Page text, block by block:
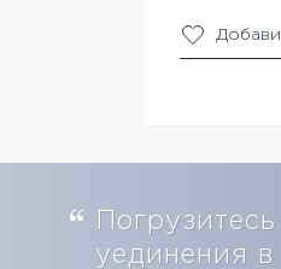
уединения